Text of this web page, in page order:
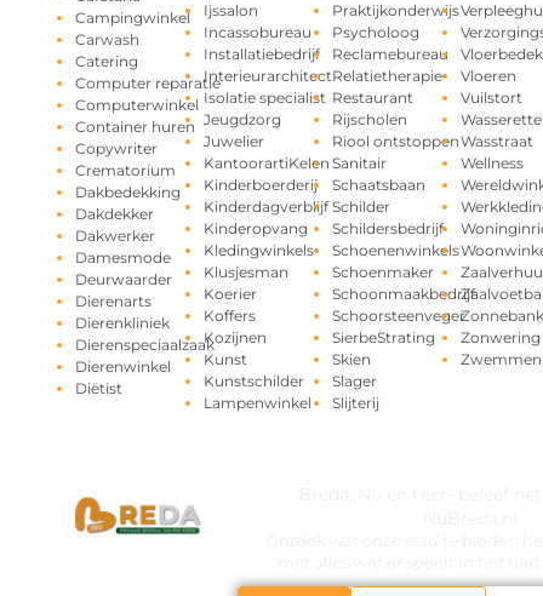
Campingwinkel
Carwash
Catering
Computer reparatie
Computerwinkel
Container huren
Copywriter
Crematorium
Dakbedekking
Dakdekker
Dakwerker
Damesmode
Deurwaarder
Dierenarts
Dierenkliniek
Dierenspeciaalzaak
Dierenwinkel
Diëtist
Ijssalon
Incassobureau
Installatiebedrijf
Interieurarchitect
Isolatie specialist
Jeugdzorg
Juwelier
KantoorartiKelen
Kinderboerderij
Kinderdagverblijf
Kinderopvang
Kledingwinkels
Klusjesman
Koerier
Koffers
Kozijnen
Kunst
Kunstschilder
Lampenwinkel
Praktijkonderwijs
Psycholoog
Reclamebureau
Relatietherapie
Restaurant
Rijscholen
Riool ontstoppen
Sanitair
Schaatsbaan
Schilder
Schildersbedrijf
Schoenenwinkels
Schoenmaker
Schoonmaakbedrijf
Schoorsteenveger
SierbeStrating
Skien
Slager
Slijterij
Vloeren
Vuilstort
Wasserette
Wasstraat
Wellness
Zonnebank
Zonwering
Zwemmen